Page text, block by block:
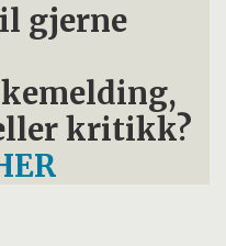
gjerne
kritikk?